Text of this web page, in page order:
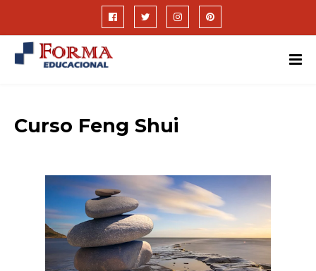
Curso Feng Shui